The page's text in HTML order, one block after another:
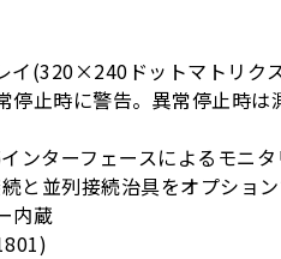
イ(320×240ドットマトリク
停止時に警告。異常停止時は
ンターフェースによるモニ
と並列接続治具をオプショ
内蔵